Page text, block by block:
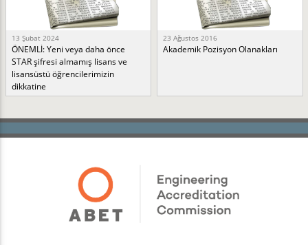
13 Şubat 2024
ÖNEMLİ: Yeni veya daha önce
STAR şifresi almamış lisans ve
lisansüstü öğrencilerimizin
dikkatine
23 Ağustos 2016
Akademik Pozisyon Olanakları